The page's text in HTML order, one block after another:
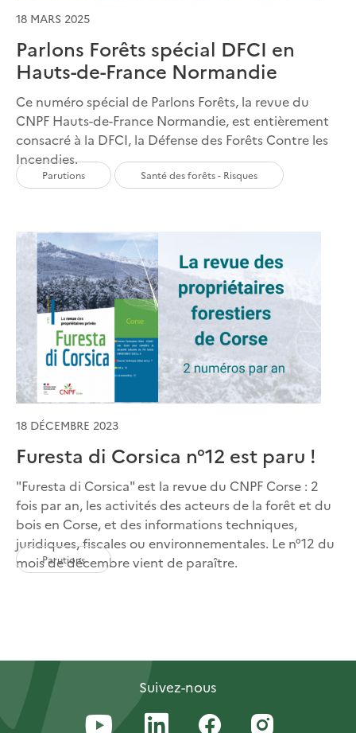
18 MARS 2025
Parlons Forêts spécial DFCI en
Hauts-de-France Normandie
Ce numéro spécial de Parlons Forêts, la revue du
CNPF Hauts-de-France Normandie, est entièrement
consacré à la DFCI, la Défense des Forêts Contre les
Incendies.
Parutions Santé des forêts - Risques
18 DÉCEMBRE 2023
Furesta di Corsica n°12 est paru !
"Furesta di Corsica" est la revue du CNPF Corse : 2
fois par an, les activités des acteurs de la forêt et du
bois en Corse, et des informations techniques,
juridiques, fiscales ou environnementales. Le n°12 du
mois de décembre vient de paraître.
Parutions
Suivez-nous